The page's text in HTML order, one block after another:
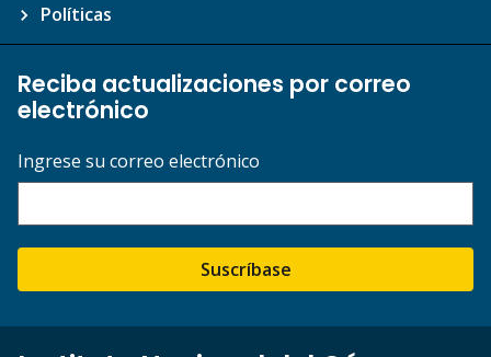
Políticas
Reciba actualizaciones por correo
electrónico
Ingrese su correo electrónico
Suscríbase